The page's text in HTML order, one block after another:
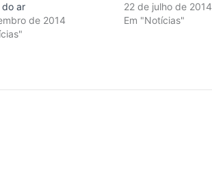
do ar
de 2014
22 de julho de 2014
Em "Notícias"